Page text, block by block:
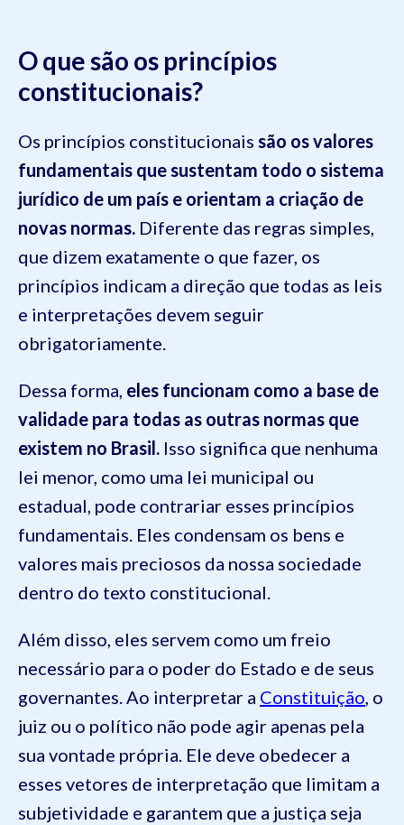
O que são os princípios
constitucionais?
Os princípios constitucionais são os valores
fundamentais que sustentam todo o sistema
jurídico de um país e orientam a criação de
novas normas. Diferente das regras simples,
que dizem exatamente o que fazer, os
princípios indicam a direção que todas as leis
e interpretações devem seguir
obrigatoriamente.
Dessa forma, eles funcionam como a base de
validade para todas as outras normas que
existem no Brasil. Isso significa que nenhuma
lei menor, como uma lei municipal ou
estadual, pode contrariar esses princípios
fundamentais. Eles condensam os bens e
valores mais preciosos da nossa sociedade
dentro do texto constitucional.
Além disso, eles servem como um freio
necessário para o poder do Estado e de seus
governantes. Ao interpretar a Constituição, o
juiz ou o político não pode agir apenas pela
sua vontade própria. Ele deve obedecer a
esses vetores de interpretação que limitam a
subjetividade e garantem que a justiça seja